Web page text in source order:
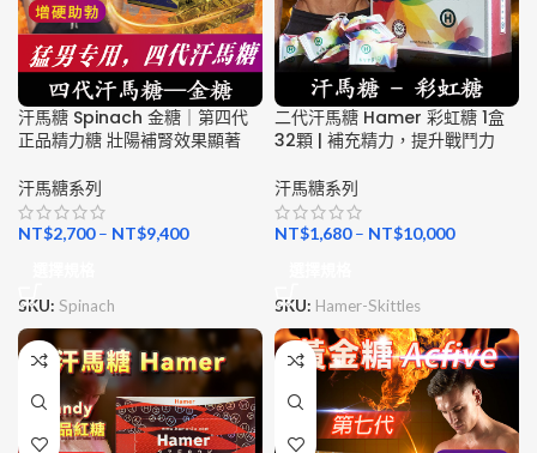
汗馬糖 Spinach 金糖｜第四代
正品精力糖 壯陽補腎效果顯著
汗馬糖系列
NT$2,700– NT$9,400
SKU: Spinach
二代汗馬糖 Hamer 彩虹糖 1盒
32顆 | 補充精力，提升戰鬥力
汗馬糖系列
NT$1,680– NT$10,000
SKU: Hamer-Skittles